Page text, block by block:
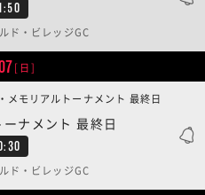
ド・ビレッジGC
[日]
ナメント 最終日
モリアルトーナメント 最終日
ド・ビレッジGC